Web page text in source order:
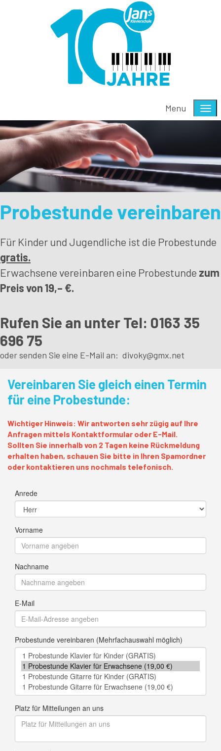
Menu
Probestunde vereinbaren
Für Kinder und Jugendliche ist die Probestunde
gratis.
Erwachsene vereinbaren eine Probestunde zum
Preis von 19,– €.
Rufen Sie an unter Tel: 0163 35
696 75
oder senden Sie eine E-Mail an: divoky@gmx.net
Vereinbaren Sie gleich einen Termin
für eine Probestunde:
Wichtiger Hinweis: Wir antworten sehr zügig auf Ihre
Anfragen mittels Kontaktformular oder E-Mail.
Sollten Sie innerhalb von 2 Tagen keine Rückmeldung
erhalten haben, schauen Sie bitte in Ihren Spamordner
oder kontaktieren uns nochmals telefonisch.